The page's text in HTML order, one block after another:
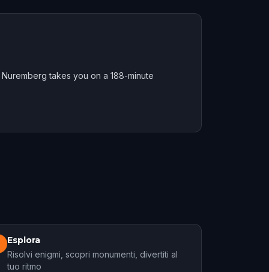
takes you on a 188-minute
Esplora
Risolvi enigmi, scopri monumenti, divertiti al
tuo ritmo